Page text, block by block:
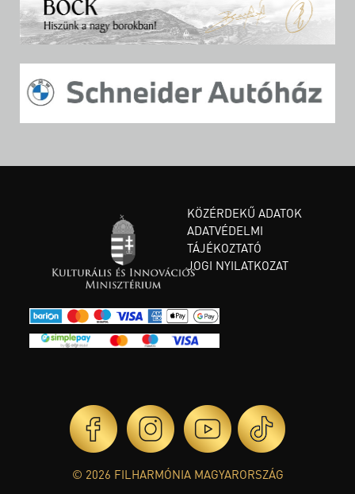
KÖZÉRDEKŰ ADATOK
ADATVÉDELMI
TÁJÉKOZTATÓ
JOGI NYILATKOZAT
© 2026 FILHARMÓNIA MAGYARORSZÁG